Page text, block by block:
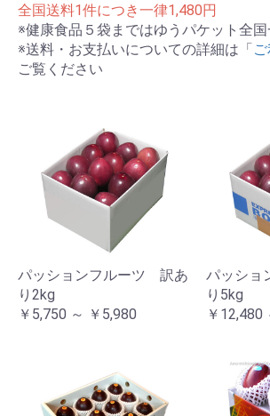
全国送料1件につき一律1,480円
※健康食品５袋まではゆうパケット全
※送料・お支払いについての詳細は「
ご覧ください
パッションフルーツ 訳あ
り2kg
￥5,750 ～ ￥5,980
パッシ
り5kg
￥12,480